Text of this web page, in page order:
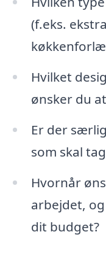
(f.eks.
Hvilket
ønsker du
Er der
som skal
Hvornår
arbejdet,
dit budget?